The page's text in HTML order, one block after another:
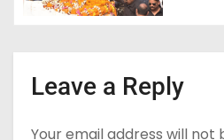
Leave a Reply
Your email address will not